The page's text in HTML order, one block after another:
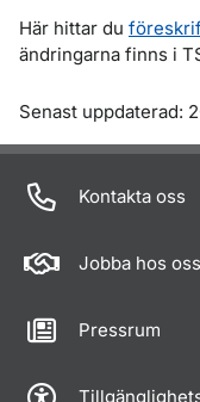
Här hittar du
ändringarna finns i
Om sidan
Senast uppdaterad:
Kontakta oss
Jobba hos oss
Pressrum